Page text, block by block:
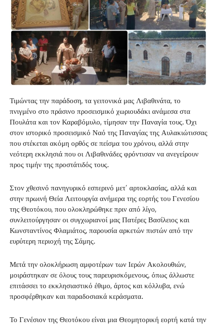
Τιμώντας την παράδοση, τα γειτονικά μας Λιβαθινάτα, το
πνιγμένο στο πράσινο προσεισμικό χωριουδάκι ανάμεσα στα
Πουλάτα και τον Καραβόμυλο, τίμησαν την Παναγία τους. Όχι
στον ιστορικό προσεισμικό Ναό της Παναγίας της Αυλακιώτισσας
που στέκεται ακόμη ορθός σε πείσμα του χρόνου, αλλά στην
νεότερη εκκλησιά που οι Λιβαθινάδες φρόντισαν να ανεγείρουν
προς τιμήν της προστάτιδός τους.
Στον χθεσινό πανηγυρικό εσπερινό μετ’ αρτοκλασίας, αλλά και
στην πρωινή Θεία Λειτουργία ανήμερα της εορτής του Γενεσίου
της Θεοτόκου, που ολοκληρώθηκε πριν από λίγο,
συνλειτούργησαν οι συγχωριανοί μας Πατέρες Βασίλειος και
Κωνσταντίνος Φλαμιάτος, παρουσία αρκετών πιστών από την
ευρύτερη περιοχή της Σάμης.
Μετά την ολοκλήρωση αμφοτέρων των Ιερών Ακολουθιών,
μοιράστηκαν σε όλους τους παρευρισκόμενους, όπως άλλωστε
επιτάσσει το εκκλησιαστικό έθιμο, άρτος και κόλλυβα, ενώ
προσφέρθηκαν και παραδοσιακά κεράσματα.
Το Γενέσιον της Θεοτόκου είναι μια Θεομητορική εορτή κατά την